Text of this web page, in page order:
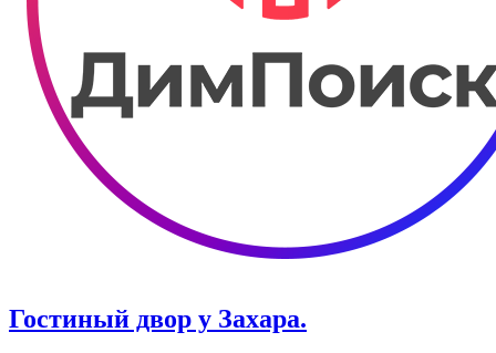
Гостиный двор у Захара.